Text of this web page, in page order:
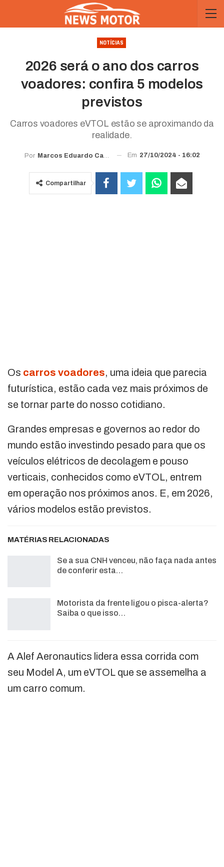
NOTÍCIAS
2026 será o ano dos carros
voadores: confira 5 modelos
previstos
Carros voadores eVTOL estão se aproximando da
realidade.
Por Marcos Eduardo Carvalho Em 27/10/2024 - 16:02
Compartilhar
Os carros voadores, uma ideia que parecia
futurística, estão cada vez mais próximos de
se tornar parte do nosso cotidiano.
Grandes empresas e governos ao redor do
mundo estão investindo pesado para que os
veículos elétricos de decolagem e pouso
verticais, conhecidos como eVTOL, entrem
em operação nos próximos anos. E, em 2026,
vários modelos estão previstos.
MATÉRIAS RELACIONADAS
Se a sua CNH venceu, não faça nada antes
de conferir esta…
Motorista da frente ligou o pisca-alerta?
Saiba o que isso…
A Alef Aeronautics lidera essa corrida com
seu Model A, um eVTOL que se assemelha a
um carro comum.